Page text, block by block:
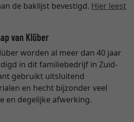
de baklijst bevestigd. Hier leest
van Klüber
worden al meer dan 40 jaar
in dit familiebedrijf in Zuid-
gebruikt uitsluitend
en hecht bijzonder veel
en degelijke afwerking.